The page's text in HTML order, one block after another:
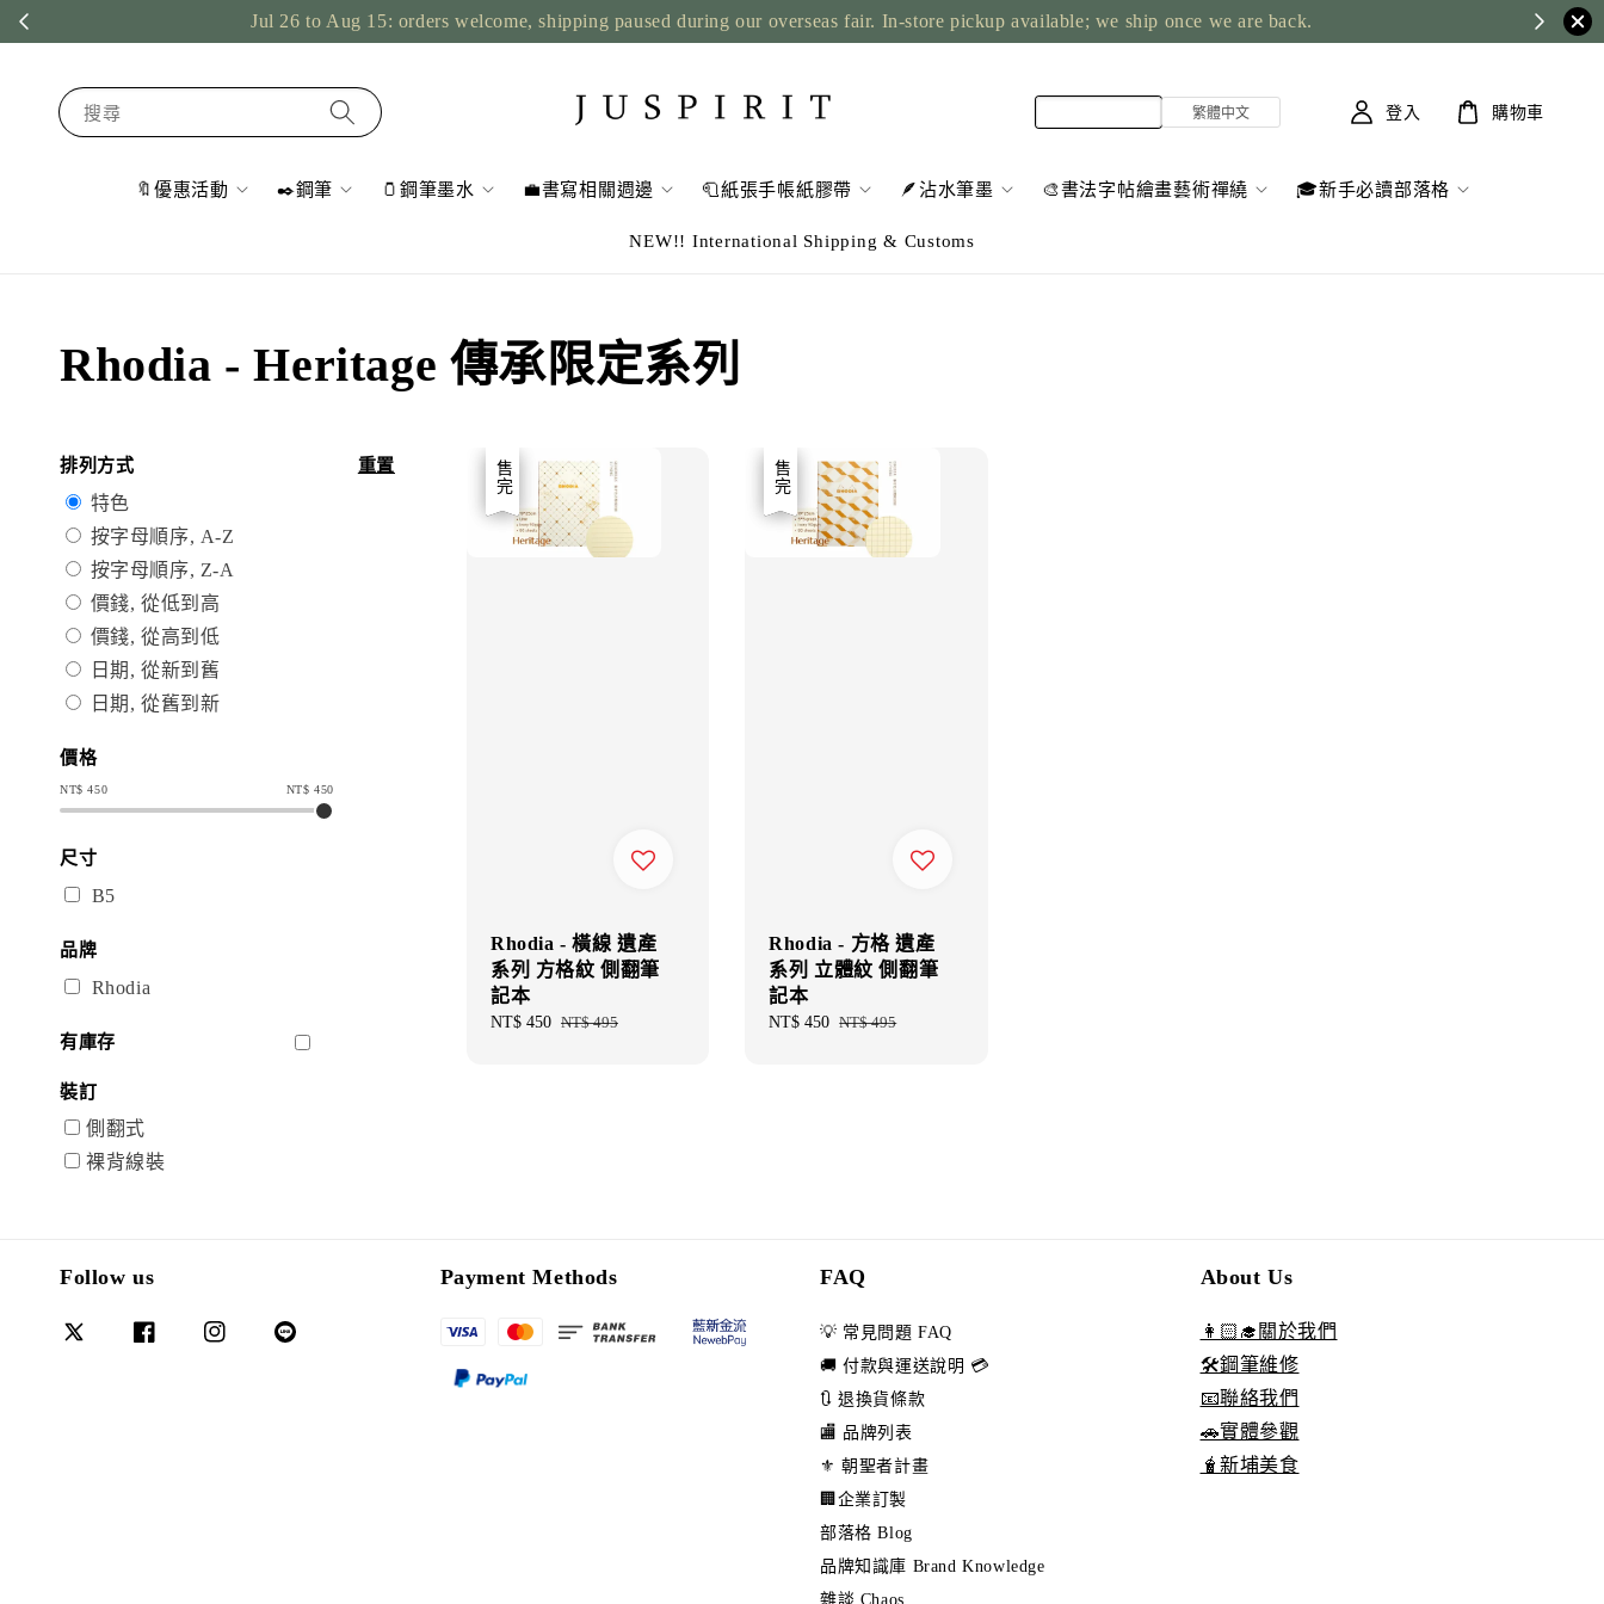
Jul 26 to Aug 15: orders welcome, shipping paused during our overseas fair. In-store pickup available; we ship once we are back.
搜尋
🔖優惠活動 ✒️鋼筆 🫙鋼筆墨水 💼書寫相關週邊 🧻紙張手帳紙膠帶 🪶沾水筆墨 🎨書法字帖繪畫藝術禪繞 🎓新手必讀部落格
NEW!! International Shipping & Customs
登入 購物車
Rhodia - Heritage 傳承限定系列
排列方式 重置
特色
按字母順序, A-Z
按字母順序, Z-A
價錢, 從低到高
價錢, 從高到低
日期, 從新到舊
日期, 從舊到新
價格
NT$450 NT$450
尺寸
B5
品牌
Rhodia
有庫存
裝訂
側翻式
裸背線裝
優惠
售完
Rhodia - 橫線 遺產
系列 方格紋 側翻筆
記本
Sale
NT$ 450 Regular
NT$ 495
優惠
售完
Rhodia - 方格 遺產
系列 立體紋 側翻筆
記本
Sale
NT$ 450 Regular
NT$ 495
Follow us Payment Methods FAQ
💡 常見問題 FAQ
🚚 付款與運送說明 💳
🔃 退換貨條款
🏬 品牌列表
⚜️ 朝聖者計畫
🏢企業訂製
部落格 Blog
品牌知識庫 Brand Knowledge
雜談 Chaos
About Us
👩🏻‍🎓關於我們
🛠️鋼筆維修
📧聯絡我們
🚗實體參觀
🧋新埔美食